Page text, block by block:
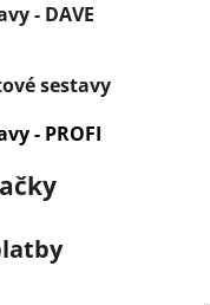
- DAVE
sestavy
- PROFI